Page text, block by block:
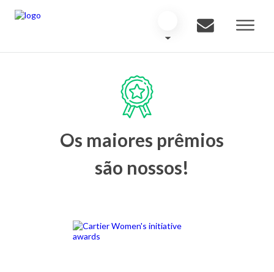
Os maiores prêmios
são nossos!